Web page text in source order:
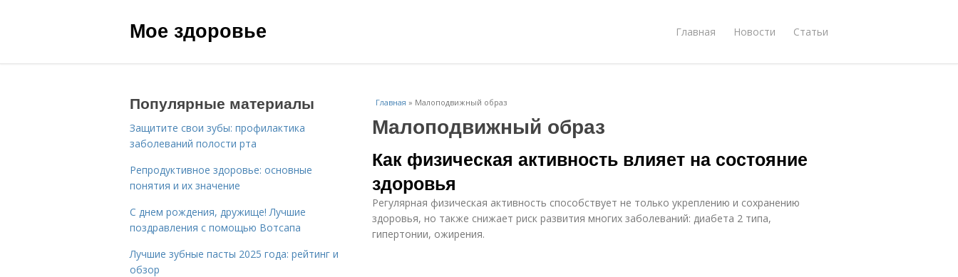
Мое здоровье Главная Новости Статьи
Главная » Малоподвижный образ
Малоподвижный образ
Как физическая активность влияет на состояние
здоровья
Регулярная физическая активность способствует не только укреплению и сохранению
здоровья, но также снижает риск развития многих заболеваний: диабета 2 типа,
гипертонии, ожирения.
Популярные материалы
Защитите свои зубы: профилактика
заболеваний полости рта
Репродуктивное здоровье: основные
понятия и их значение
С днем рождения, дружище! Лучшие
поздравления с помощью Вотсапа
Лучшие зубные пасты 2025 года: рейтинг и
обзор